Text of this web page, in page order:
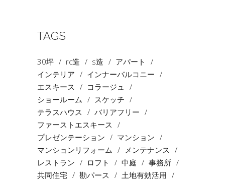
TAGS
30坪 rc造 s造
アパート
インテリア
インナーバルコニー
エスキース
コラージュ
ショールーム
スケッチ
テラスハウス
バリアフリー
ファーストエスキース
プレゼンテーション
マンション
マンションリフォーム
メンテナンス
レストラン
ロフト 中庭
事務所
共同住宅
勘パース
土地有効活用